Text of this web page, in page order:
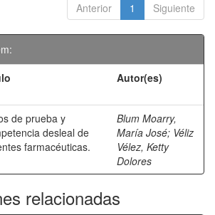
Anterior 1 Siguiente
Autor(es)
de prueba y
desleal de
farmacéuticas.
Blum Moarry,
María José; Véliz
Vélez, Ketty
Dolores
relacionadas